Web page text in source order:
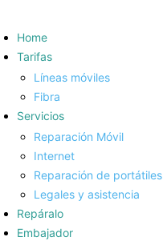
Home
Tarifas
Líneas móviles
Fibra
Servicios
Reparación Móvil
Internet
Reparación de portátiles
Legales y asistencia
Repáralo
Embajador